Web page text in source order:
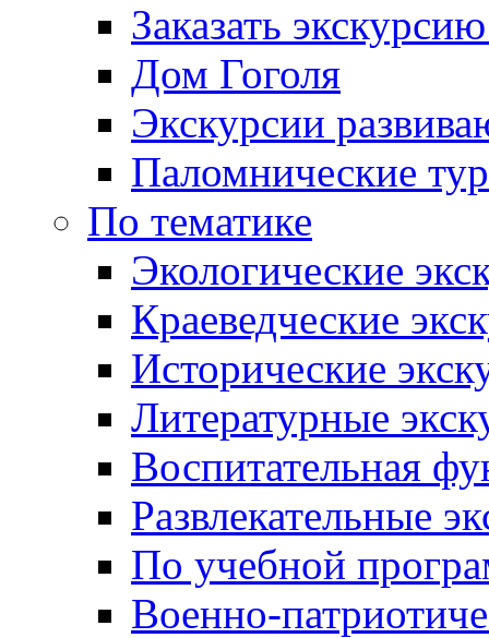
Заказать
Дом Гоголя
Экскурсии
Паломнические
По тематике
Экологические
Краеведческие
Исторические
Литературные
Воспитательная
Развлекательные
По учебной
Военно-